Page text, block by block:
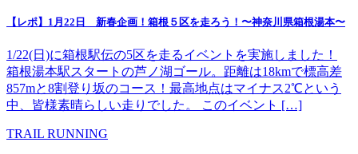
【レポ】1月22日 新春企画！箱根５区を走ろう！〜神奈川県箱根湯本〜
1/22(日)に箱根駅伝の5区を走るイベントを実施しました！
箱根湯本駅スタートの芦ノ湖ゴール。距離は18kmで標高差
857mと8割登り坂のコース！最高地点はマイナス2℃という
中、皆様素晴らしい走りでした。 このイベント […]
TRAIL RUNNING